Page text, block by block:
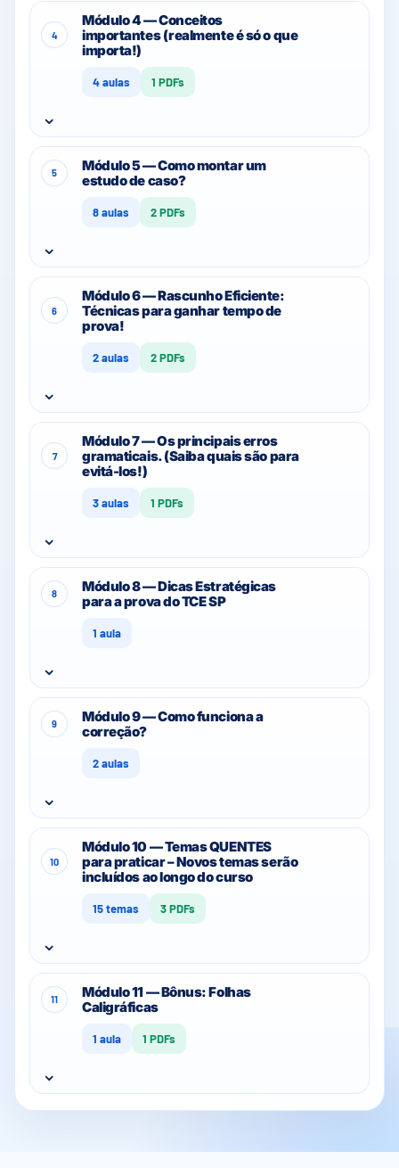
4
Módulo 4 — Conceitos
importantes (realmente é só o que
importa!)
4 aulas 1 PDFs
⌄
5
Módulo 5 — Como montar um
estudo de caso?
8 aulas 2 PDFs
⌄
6
Módulo 6 — Rascunho Eficiente:
Técnicas para ganhar tempo de
prova!
2 aulas 2 PDFs
⌄
7
Módulo 7 — Os principais erros
gramaticais. (Saiba quais são para
evitá-los!)
3 aulas 1 PDFs
⌄
8
Módulo 8 — Dicas Estratégicas
para a prova do TCE SP
1 aula
⌄
9
Módulo 9 — Como funciona a
correção?
2 aulas
⌄
10
Módulo 10 — Temas QUENTES
para praticar – Novos temas serão
incluídos ao longo do curso
15 temas 3 PDFs
⌄
11
Módulo 11 — Bônus: Folhas
Caligráficas
1 aula 1 PDFs
⌄